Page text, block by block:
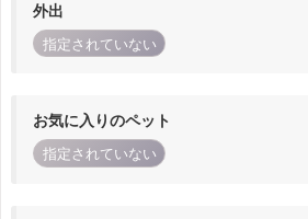
外出
指定されていない
お気に入りのペット
指定されていない